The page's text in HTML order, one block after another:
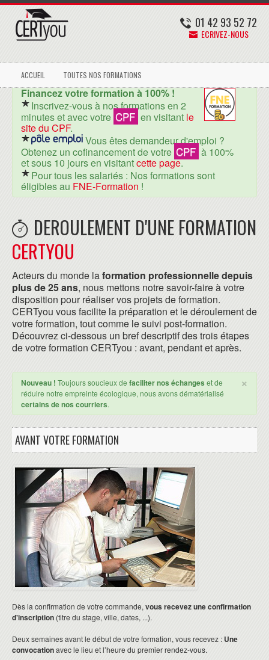
01 42 93 52 72
ECRIVEZ-NOUS
ACCUEIL TOUTES NOS FORMATIONS
Financez votre formation à 100% !
Inscrivez-vous à nos formations en 2
minutes et avec votre CPF en visitant le
site du CPF.
Vous êtes demandeur d'emploi ?
Obtenez un cofinancement de votre CPF à 100%
et sous 10 jours en visitantcette page.
Pour tous les salariés : Nos formations sont
éligibles au FNE-Formation !
DEROULEMENT D'UNE FORMATION
CERTYOU
Acteurs du monde laformation professionnelle depuis
plus de 25 ans, nous mettons notre savoir-faire à votre
disposition pour réaliser vos projets de formation.
CERTyou vous facilite la préparation et le déroulement de
votre formation, tout comme le suivi post-formation.
Découvrez ci-dessous un bref descriptif des trois étapes
de votre formation CERTyou : avant, pendant et après.
×
Nouveau ! Toujours soucieux de faciliter nos échanges et de
réduire notre empreinte écologique, nous avons dématérialisé
certains de nos courriers.
AVANT VOTRE FORMATION
Dès la confirmation de votre commande, vous recevez une confirmation
d'inscription (titre du stage, ville, dates, ...).
Deux semaines avant le début de votre formation, vous recevez :Une
convocationavec le lieu et l’heure du premier rendez-vous.